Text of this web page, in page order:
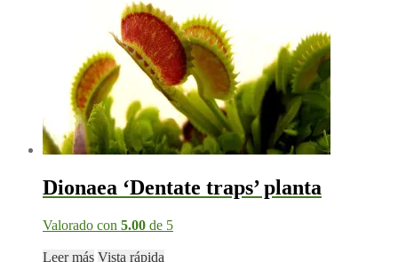
7,95€
Las
opciones
se
pueden
elegir
en
la
página
de
producto
Dionaea ‘Dentate traps’ planta
Valorado con 5.00 de 5
Leer más Vista rápida